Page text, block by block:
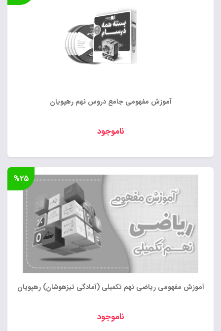
آموزش مفهومی جامع دروس نهم رهپویان
ناموجود
آموزش مفهومی ریاضی نهم تکمیلی (آمادگی تیزهوشان) رهپویان
ناموجود
%۲۵